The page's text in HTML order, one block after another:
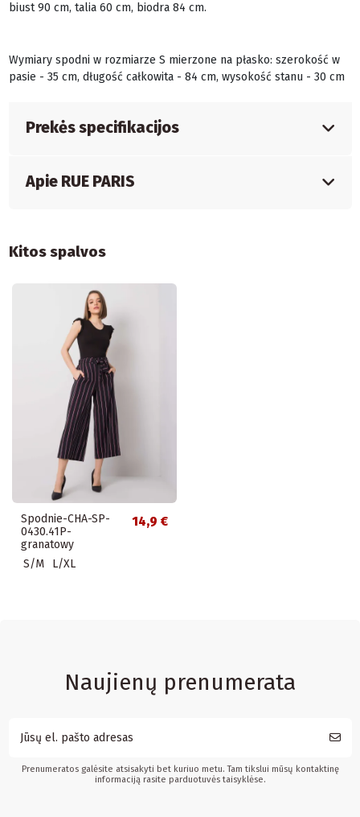
biust 90 cm, talia 60 cm, biodra 84 cm.
Wymiary spodni w rozmiarze S mierzone na płasko: szerokość w
pasie - 35 cm, długość całkowita - 84 cm, wysokość stanu - 30 cm
Prekės specifikacijos
Apie RUE PARIS
Kitos spalvos
Spodnie-CHA-SP-
0430.41P-
granatowy
14,9 €
S/M L/XL
Naujienų prenumerata
Prenumeratos galėsite atsisakyti bet kuriuo metu. Tam tikslui mūsų kontaktinę
informaciją rasite parduotuvės taisyklėse.